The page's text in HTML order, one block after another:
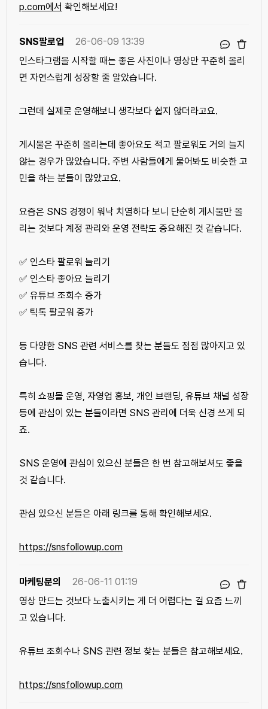
p.com에서 확인해보세요!
SNS팔로업
26-06-09 13:39
인스타그램을 시작할 때는 좋은 사진이나 영상만 꾸준히 올리
면 자연스럽게 성장할 줄 알았습니다.
그런데 실제로 운영해보니 생각보다 쉽지 않더라고요.
게시물은 꾸준히 올리는데 좋아요도 적고 팔로워도 거의 늘지
않는 경우가 많았습니다. 주변 사람들에게 물어봐도 비슷한 고
민을 하는 분들이 많았고요.
요즘은 SNS 경쟁이 워낙 치열하다 보니 단순히 게시물만 올
리는 것보다 계정 관리와 운영 전략도 중요해진 것 같습니다.
✅ 인스타 팔로워 늘리기
✅ 인스타 좋아요 늘리기
✅ 유튜브 조회수 증가
✅ 틱톡 팔로워 증가
등 다양한 SNS 관련 서비스를 찾는 분들도 점점 많아지고 있
습니다.
특히 쇼핑몰 운영, 자영업 홍보, 개인 브랜딩, 유튜브 채널 성장
등에 관심이 있는 분들이라면 SNS 관리에 더욱 신경 쓰게 되
죠.
SNS 운영에 관심이 있으신 분들은 한 번 참고해보셔도 좋을
것 같습니다.
관심 있으신 분들은 아래 링크를 통해 확인해보세요.
https://snsfollowup.com
마케팅문의
26-06-11 01:19
영상 만드는 것보다 노출시키는 게 더 어렵다는 걸 요즘 느끼
고 있습니다.
유튜브 조회수나 SNS 관련 정보 찾는 분들은 참고해보세요.
https://snsfollowup.com